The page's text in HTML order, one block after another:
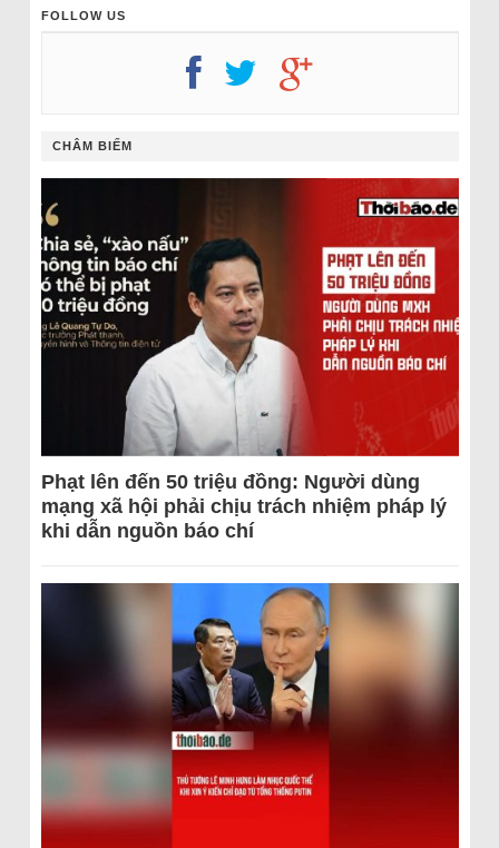
FOLLOW US
CHÂM BIẾM
Phạt lên đến 50 triệu đồng: Người dùng
mạng xã hội phải chịu trách nhiệm pháp lý
khi dẫn nguồn báo chí